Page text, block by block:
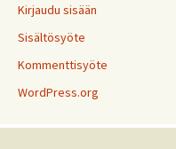
Kirjaudu sisään
Sisältösyöte
Kommenttisyöte
WordPress.org